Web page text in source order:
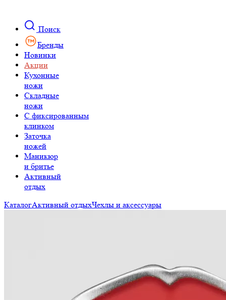
Поиск
Бренды
Новинки
Акции
Кухонные
ножи
Складные
ножи
C фиксированным
клинком
Заточка
ножей
Маникюр
и бритье
Активный
отдых
КаталогАктивный отдыхЧехлы и аксессуары